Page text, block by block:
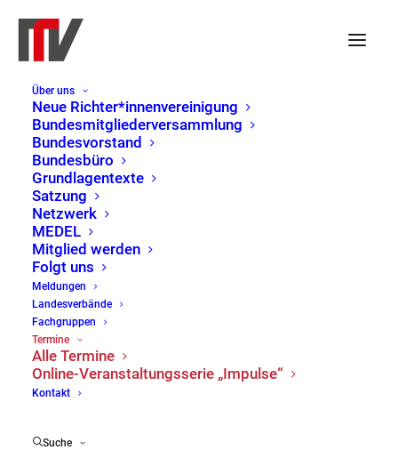
Über uns
Neue Richter*innenvereinigung
Bundesmitgliederversammlung
Bundesvorstand
Bundesbüro
Grundlagentexte
Satzung
Netzwerk
MEDEL
Mitglied werden
Folgt uns
Meldungen
Landesverbände
Fachgruppen
Termine
Alle Termine
Online-Veranstaltungsserie „Impulse“
Kontakt
Suche
« Alle Veranstaltungen
Diese Veranstaltung hat bereits stattgefunden.
Veranstaltungsserie:
„Impulse“ der NRV
NRV Impulse: Rechtsstaat
ohne Prinzipien – die Grenzen
internationaler Rechtshilfe
22. April | 12:30